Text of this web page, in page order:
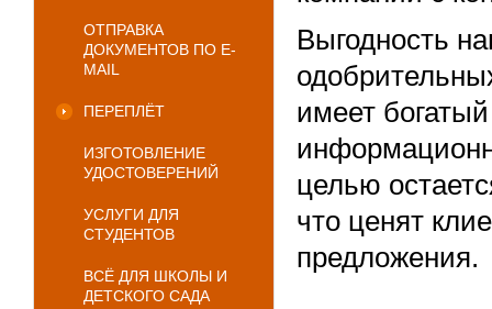
ОТПРАВКА
ДОКУМЕНТОВ ПО E-
MAIL
ПЕРЕПЛЁТ
ИЗГОТОВЛЕНИЕ
УДОСТОВЕРЕНИЙ
УСЛУГИ ДЛЯ
СТУДЕНТОВ
ВСЁ ДЛЯ ШКОЛЫ И
ДЕТСКОГО САДА
Выгодность
имеет
целью
что ценят
предложения.